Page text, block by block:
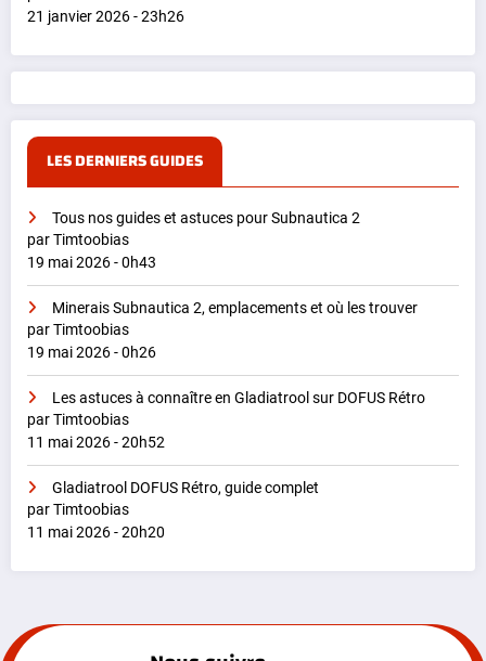
21 janvier 2026 - 23h26
LES DERNIERS GUIDES
Tous nos guides et astuces pour Subnautica 2
par Timtoobias
19 mai 2026 - 0h43
Minerais Subnautica 2, emplacements et où les trouver
par Timtoobias
19 mai 2026 - 0h26
Les astuces à connaître en Gladiatrool sur DOFUS Rétro
par Timtoobias
11 mai 2026 - 20h52
Gladiatrool DOFUS Rétro, guide complet
par Timtoobias
11 mai 2026 - 20h20